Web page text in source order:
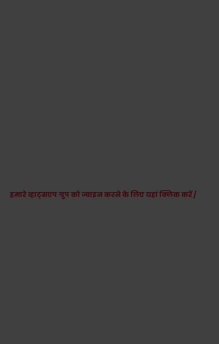
हमारे व्हाट्सएप ग्रुप को ज्वाइन करने के लिए यहां क्लिक करें /